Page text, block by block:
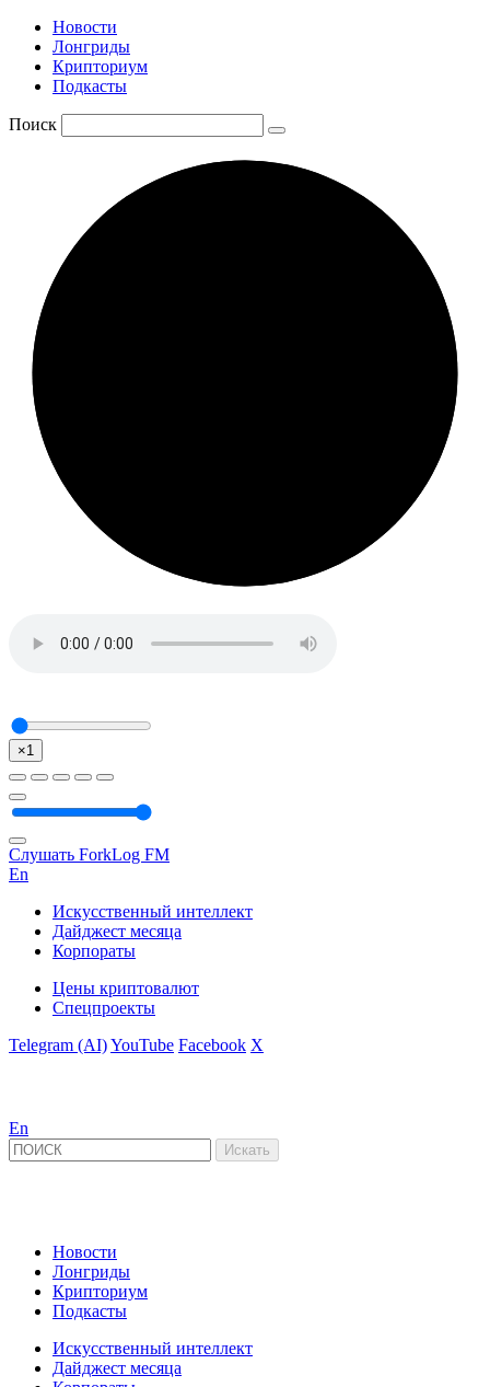
Новости
Лонгриды
Крипториум
Подкасты
Поиск
×1
Слушать ForkLog FM
En
Искусственный интеллект
Дайджест месяца
Корпораты
Цены криптовалют
Спецпроекты
Telegram (AI)YouTube Facebook X
En
Новости
Лонгриды
Крипториум
Подкасты
Искусственный интеллект
Дайджест месяца